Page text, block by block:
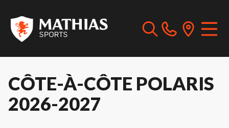
CÔTE-À-CÔTE POLARIS
2026-2027